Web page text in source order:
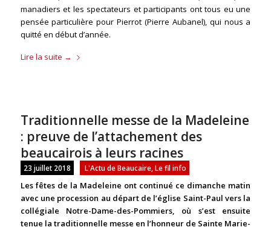
manadiers et les spectateurs et participants ont tous eu une
pensée particulière pour Pierrot (Pierre Aubanel), qui nous a
quitté en début d’année.
Lire la suite →
Traditionnelle messe de la Madeleine
: preuve de l’attachement des
beaucairois à leurs racines
23 juillet 2018 L'Actu de Beaucaire, Le fil info
Les fêtes de la Madeleine ont continué ce dimanche matin
avec une procession au départ de l’église Saint-Paul vers la
collégiale Notre-Dame-des-Pommiers, où s’est ensuite
tenue la traditionnelle messe en l’honneur de Sainte Marie-